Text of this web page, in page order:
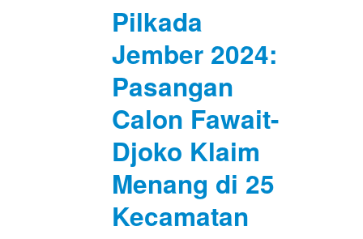
Pilkada
Jember 2024:
Pasangan
Calon Fawait-
Djoko Klaim
Menang di 25
Kecamatan